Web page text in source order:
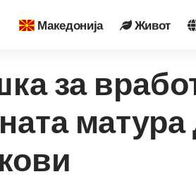
Македонија Живот
за